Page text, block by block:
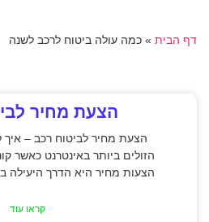
דף הבית » כמה עולה ביטוח לרכב לשנה
הצעת מחיר
הצעת מחיר לביטוח רכב –
הזולים ביותר באינטרנט כאשר
הצעות מחיר היא הדרך היעילה
קראו עוד